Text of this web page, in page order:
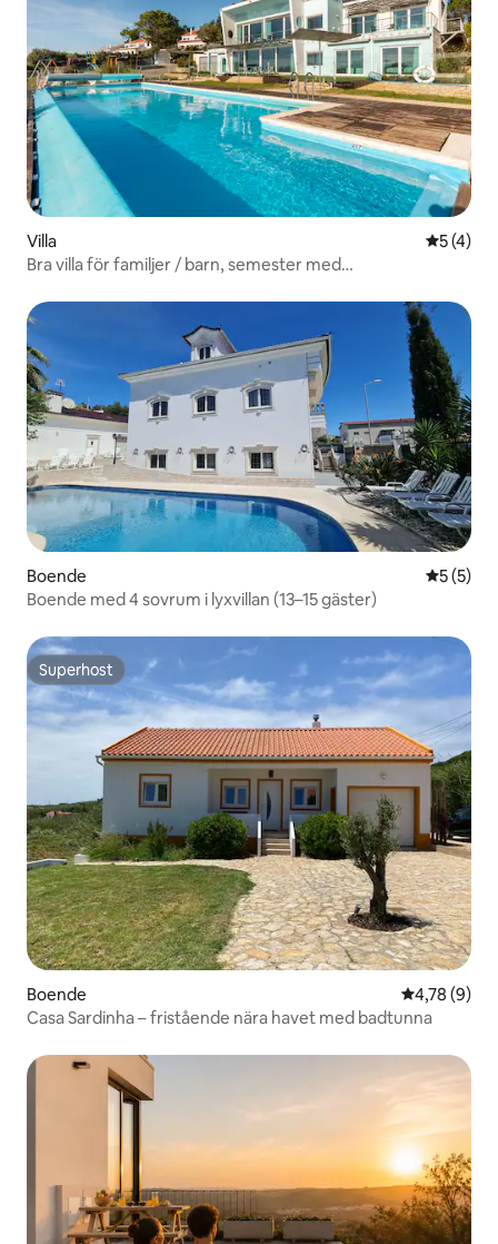
Villa 5 av 5 i
5 (4)
Bra villa för familjer / barn, semester med
Boende 5 av 5 i
5 (5)
Boende med 4 sovrum i lyxvillan (13–15 gäster)
Superhost
Superhost
Boende 4,78 av 5 i
4,78 (9)
Casa Sardinha – fristående nära havet med badtunna